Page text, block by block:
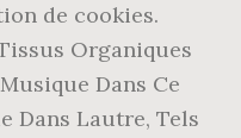
de cookies.
Organiques
Dans Ce
Dans Lautre, Tels